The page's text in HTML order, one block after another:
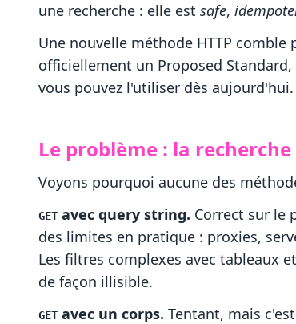
une recherche : elle est safe,
Une nouvelle méthode HTTP comble
officiellement un Proposed
vous pouvez l'utiliser dès aujourd'hui.
Le problème : la
Voyons pourquoi aucune des
GET avec query string. Correct sur le
des limites en pratique : proxies,
Les filtres complexes avec tableaux
de façon illisible.
GET avec un corps. Tentant, mais